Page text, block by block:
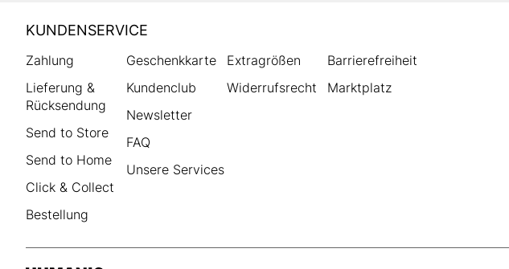
HUMANIC
Footer
KUNDENSERVICE
Zahlung
Lieferung &
Rücksendung
Send to Store
Send to Home
Click & Collect
Bestellung
Geschenkkarte
Kundenclub
Newsletter
FAQ
Unsere Services
Extragrößen
Widerrufsrecht
Barrierefreiheit
Marktplatz